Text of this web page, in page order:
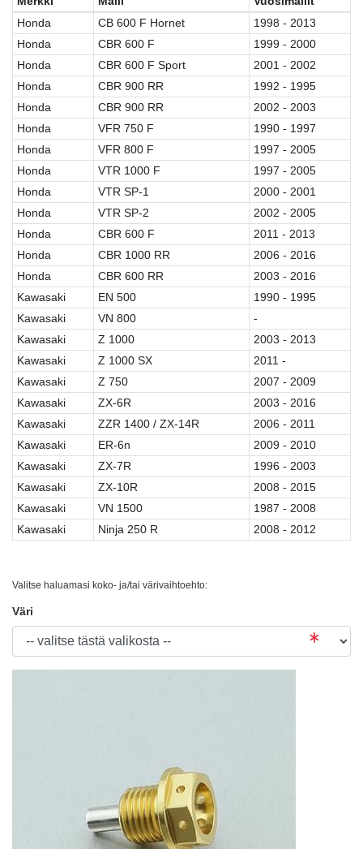
Honda
CB 600 F Hornet
1998 - 2013
Honda
CBR 600 F
1999 - 2000
Honda
CBR 600 F Sport
2001 - 2002
Honda
CBR 900 RR
1992 - 1995
Honda
CBR 900 RR
2002 - 2003
Honda
VFR 750 F
1990 - 1997
Honda
VFR 800 F
1997 - 2005
Honda
VTR 1000 F
1997 - 2005
Honda
VTR SP-1
2000 - 2001
Honda
VTR SP-2
2002 - 2005
Honda
CBR 600 F
2011 - 2013
Honda
CBR 1000 RR
2006 - 2016
Honda
CBR 600 RR
2003 - 2016
Kawasaki
EN 500
1990 - 1995
Kawasaki
VN 800
-
Kawasaki
Z 1000
2003 - 2013
Kawasaki
Z 1000 SX
2011 -
Kawasaki
Z 750
2007 - 2009
Kawasaki
ZX-6R
2003 - 2016
Kawasaki
ZZR 1400 / ZX-14R
2006 - 2011
Kawasaki
ER-6n
2009 - 2010
Kawasaki
ZX-7R
1996 - 2003
Kawasaki
ZX-10R
2008 - 2015
Kawasaki
VN 1500
1987 - 2008
Kawasaki
Ninja 250 R 2008 - 2012
Valitse haluamasi koko- ja/tai värivaihtoehto:
Väri